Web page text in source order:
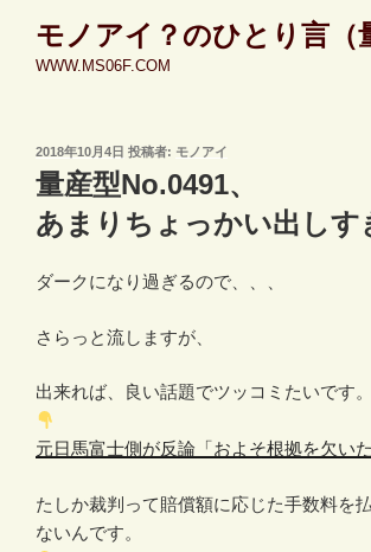
モノアイ？のひとり言（
WWW.MS06F.COM
投
稿
日:
2018年10月4日 投稿者: モノアイ
量産型No.0491、
あまりちょっかい出しす
ダークになり過ぎるので、、、
さらっと流しますが、
出来れば、良い話題でツッコミたいです。
元日馬富士側が反論「およそ根拠を欠いた
たしか裁判って賠償額に応じた手数料を
ないんです。